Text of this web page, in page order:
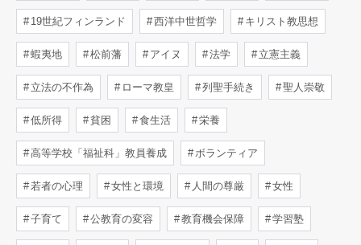
19世紀フィンランド 西洋中世哲学 キリスト教思想
蝦夷地 松前藩 アイヌ 法学 立憲主義
立法の不作為 ローマ教皇 列聖手続き 聖人崇敬
低所得 貧困 食生活 栄養
高等学校「福祉科」教員養成 ボランティア
若者の心理 女性と環境 人間の尊厳 女性
子育て 公教育の変容 教育機会保障 学習塾